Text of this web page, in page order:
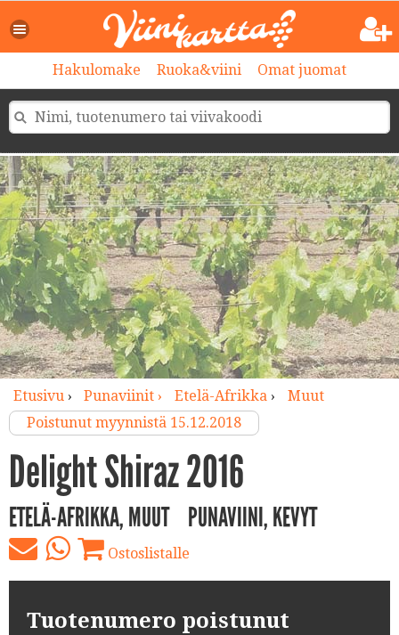
Hakulomake Ruoka&viini Omat juomat
Etusivu› Punaviinit › Etelä-Afrikka›
Muut
Poistunut myynnistä 15.12.2018
Delight Shiraz 2016
ETELÄ-AFRIKKA, MUUT PUNAVIINI, KEVYT
Ostoslistalle
Tuotenumero poistunut